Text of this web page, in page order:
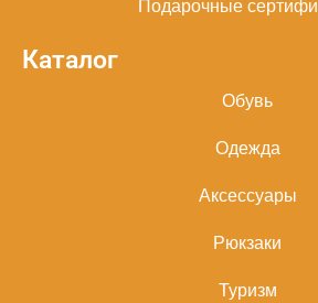
Подарочные
Каталог
Обувь
Одежда
Аксессуары
Рюкзаки
Туризм